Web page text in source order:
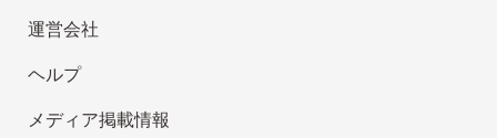
運営会社
ヘルプ
メディア掲載情報